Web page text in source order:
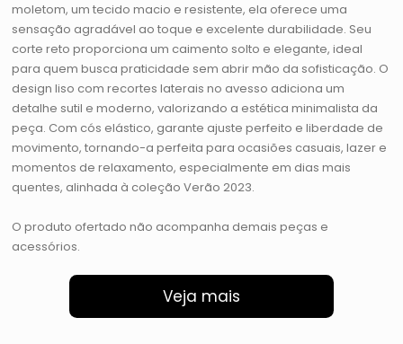
moletom, um tecido macio e resistente, ela oferece uma
sensação agradável ao toque e excelente durabilidade. Seu
corte reto proporciona um caimento solto e elegante, ideal
para quem busca praticidade sem abrir mão da sofisticação. O
design liso com recortes laterais no avesso adiciona um
detalhe sutil e moderno, valorizando a estética minimalista da
peça. Com cós elástico, garante ajuste perfeito e liberdade de
movimento, tornando-a perfeita para ocasiões casuais, lazer e
momentos de relaxamento, especialmente em dias mais
quentes, alinhada à coleção Verão 2023.
O produto ofertado não acompanha demais peças e
acessórios.
Veja mais